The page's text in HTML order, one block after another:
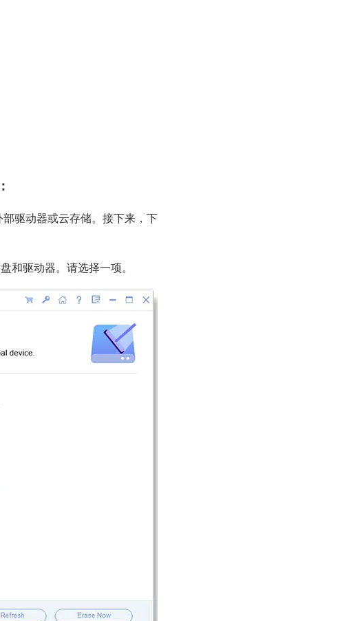
驱动器或云存储。接下来，下
和驱动器。请选择一项。